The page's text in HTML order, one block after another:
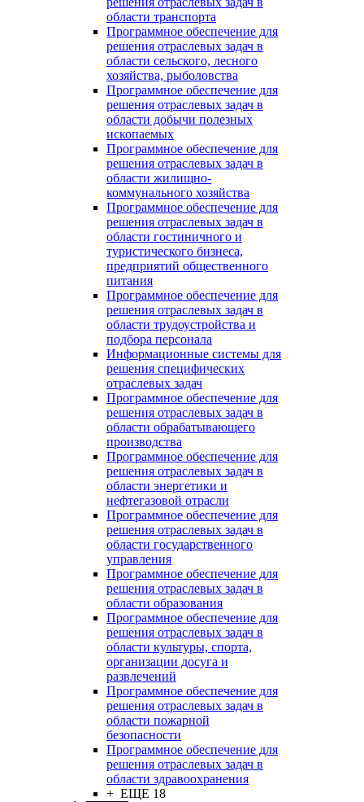
области транспорта
Программное обеспечение для
решения отраслевых задач в
области сельского, лесного
хозяйства, рыболовства
Программное обеспечение для
решения отраслевых задач в
области добычи полезных
ископаемых
Программное обеспечение для
решения отраслевых задач в
области жилищно-
коммунального хозяйства
Программное обеспечение для
решения отраслевых задач в
области гостиничного и
туристического бизнеса,
предприятий общественного
питания
Программное обеспечение для
решения отраслевых задач в
области трудоустройства и
подбора персонала
Информационные системы для
решения специфических
отраслевых задач
Программное обеспечение для
решения отраслевых задач в
области обрабатывающего
производства
Программное обеспечение для
решения отраслевых задач в
области энергетики и
нефтегазовой отрасли
Программное обеспечение для
решения отраслевых задач в
области государственного
управления
Программное обеспечение для
решения отраслевых задач в
области образования
Программное обеспечение для
решения отраслевых задач в
области культуры, спорта,
организации досуга и
развлечений
Программное обеспечение для
решения отраслевых задач в
области пожарной
безопасности
Программное обеспечение для
решения отраслевых задач в
области здравоохранения
+ ЕЩЕ 18